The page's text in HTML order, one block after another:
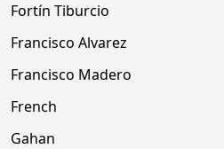
Fortín Tiburcio
Francisco Alvarez
Francisco Madero
French
Gahan